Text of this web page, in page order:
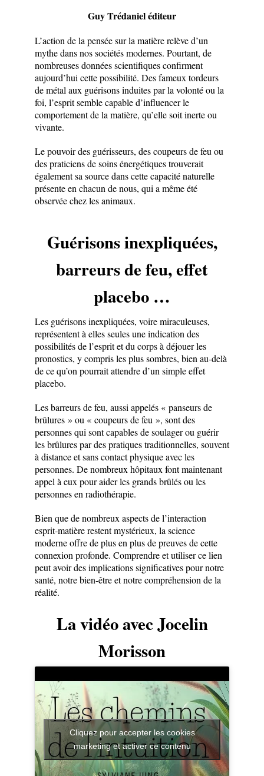
Guy Trédaniel éditeur
L’action de la pensée sur la matière relève d’un
mythe dans nos sociétés modernes. Pourtant, de
nombreuses données scientifiques confirment
aujourd’hui cette possibilité. Des fameux tordeurs
de métal aux guérisons induites par la volonté ou la
foi, l’esprit semble capable d’influencer le
comportement de la matière, qu’elle soit inerte ou
vivante.
Le pouvoir des guérisseurs, des coupeurs de feu ou
des praticiens de soins énergétiques trouverait
également sa source dans cette capacité naturelle
présente en chacun de nous, qui a même été
observée chez les animaux.
Guérisons inexpliquées,
barreurs de feu, effet
placebo …
Les guérisons inexpliquées, voire miraculeuses,
représentent à elles seules une indication des
possibilités de l’esprit et du corps à déjouer les
pronostics, y compris les plus sombres, bien au-delà
de ce qu’on pourrait attendre d’un simple effet
placebo.
Les barreurs de feu, aussi appelés « panseurs de
brûlures » ou « coupeurs de feu », sont des
personnes qui sont capables de soulager ou guérir
les brûlures par des pratiques traditionnelles, souvent
à distance et sans contact physique avec les
personnes. De nombreux hôpitaux font maintenant
appel à eux pour aider les grands brûlés ou les
personnes en radiothérapie.
Bien que de nombreux aspects de l’interaction
esprit-matière restent mystérieux, la science
moderne offre de plus en plus de preuves de cette
connexion profonde. Comprendre et utiliser ce lien
peut avoir des implications significatives pour notre
santé, notre bien-être et notre compréhension de la
réalité.
La vidéo avec Jocelin
Morisson
Cliquez pour accepter les cookies
marketing et activer ce contenu